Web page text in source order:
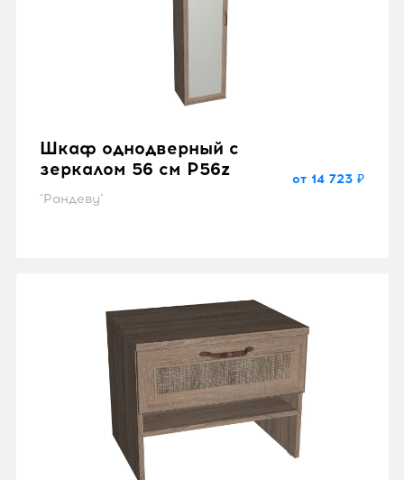
Шкаф однодверный с
зеркалом 56 см P56z
"Рандеву"
от 14 723 ₽